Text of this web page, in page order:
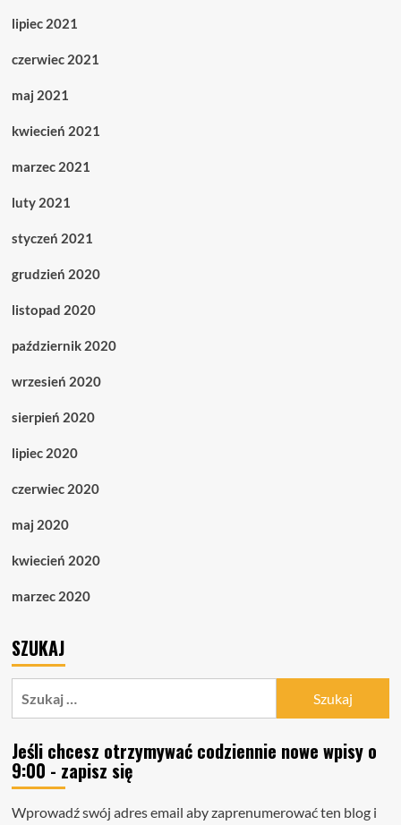
lipiec 2021
czerwiec 2021
maj 2021
kwiecień 2021
marzec 2021
luty 2021
styczeń 2021
grudzień 2020
listopad 2020
październik 2020
wrzesień 2020
sierpień 2020
lipiec 2020
czerwiec 2020
maj 2020
kwiecień 2020
marzec 2020
SZUKAJ
Jeśli chcesz otrzymywać codziennie nowe wpisy o
9:00 - zapisz się
Wprowadź swój adres email aby zaprenumerować ten blog i